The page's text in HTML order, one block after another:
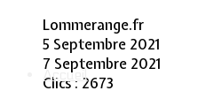
Accueil
Lommerange.fr
5 Septembre 2021
7 Septembre 2021
Clics : 2673